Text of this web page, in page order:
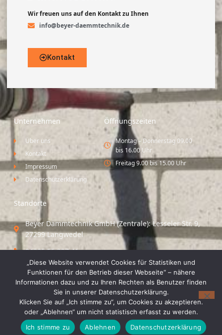
Wir freuen uns auf den Kontakt zu Ihnen
info@beyer-daemmtechnik.de
Kontakt
Unternehmen
Über uns
Kontakt
Impressum
Datenschutzerklärung
Öffnungszeiten
Montag – Donnerstag 09.00
bis 16.00 Uhr
Freitag 9.00 bis 15.00 Uhr
Standorte
Beyer Dämmtechnik GmbH (Zentrale): Lesseler Str. 9,
27299 Langwedel
04235 55 297 41
Standort Vechta / Minden: Osloer Straße 21 49377
Vechta
04441 8 89 93 40
© 2026 Beyer Dämmtechnik GmbH
„Diese Website verwendet Cookies für Statistiken und
Funktionen für den Betrieb dieser Webseite“ – nähere
Informationen dazu und zu Ihren Rechten als Benutzer finden
Sie in unserer Datenschutzerklärung.
Klicken Sie auf „Ich stimme zu“, um Cookies zu akzeptieren.
oder „Ablehnen“ um nicht statistisch erfasst zu werden.
Ich stimme zu
Ablehnen Datenschutzerklärung